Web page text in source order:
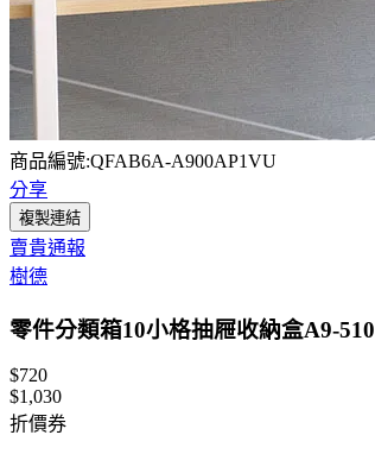
商品編號:QFAB6A-A900AP1VU
分享
複製連結
賣貴通報
樹德
零件分類箱10小格抽屜收納盒A9-510
$720
$1,030
折價券